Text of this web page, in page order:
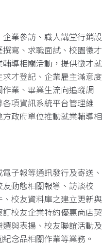
業參訪、職人講堂行銷設
寫、求職面試、校園徵才
導相關活動，提供徵才就
才登記、企業雇主滿意度
業、畢業生流向追蹤調
項資訊系統平台管理維
政府單位推動就業輔導相
子報等通訊發行及寄送、
動態相關報導、訪談校
校友資料庫之建立更新與
校友企業特約優惠商店契
與表揚、校友聯誼活動及
念品相關作業等業務。